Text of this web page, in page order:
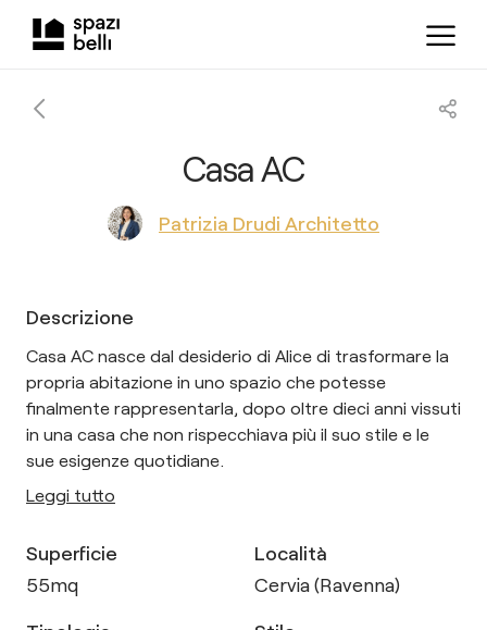
Casa AC
Patrizia Drudi Architetto
Descrizione
Casa AC nasce dal desiderio di Alice di trasformare la
propria abitazione in uno spazio che potesse
finalmente rappresentarla, dopo oltre dieci anni vissuti
in una casa che non rispecchiava più il suo stile e le
sue esigenze quotidiane.
Leggi tutto
Superficie
55mq
Località
Cervia (Ravenna)